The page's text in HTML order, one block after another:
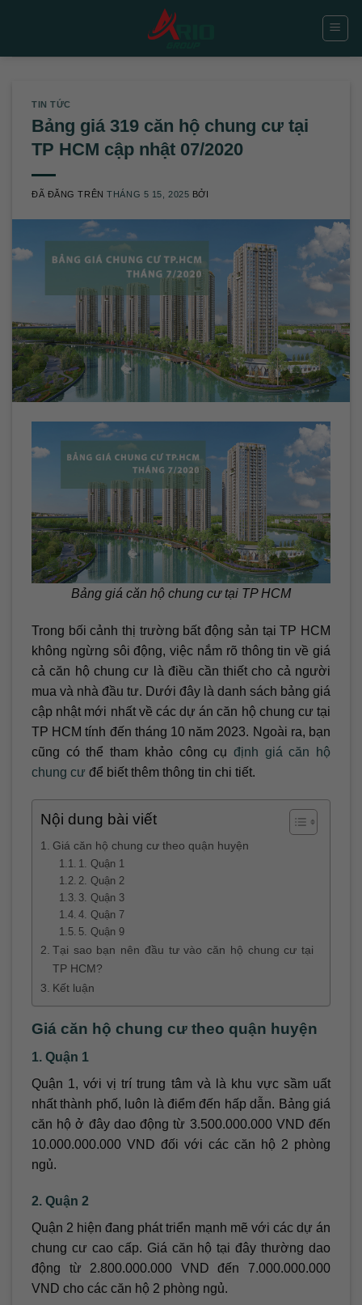
TIN TỨC
Bảng giá 319 căn hộ chung cư tại
TP HCM cập nhật 07/2020
ĐÃ ĐĂNG TRÊNTHÁNG 5 15, 2025 BỞI
Bảng giá căn hộ chung cư tại TP HCM
Trong bối cảnh thị trường bất động sản tại TP HCM
không ngừng sôi động, việc nắm rõ thông tin về giá
cả căn hộ chung cư là điều cần thiết cho cả người
mua và nhà đầu tư. Dưới đây là danh sách bảng giá
cập nhật mới nhất về các dự án căn hộ chung cư tại
TP HCM tính đến tháng 10 năm 2023. Ngoài ra, bạn
cũng có thể tham khảo công cụ định giá căn hộ
chung cư để biết thêm thông tin chi tiết.
Nội dung bài viết
Giá căn hộ chung cư theo quận huyện
1. Quận 1
2. Quận 2
3. Quận 3
4. Quận 7
5. Quận 9
Tại sao bạn nên đầu tư vào căn hộ chung cư tại
TP HCM?
Kết luận
Giá căn hộ chung cư theo quận huyện
1. Quận 1
Quận 1, với vị trí trung tâm và là khu vực sầm uất
nhất thành phố, luôn là điểm đến hấp dẫn. Bảng giá
căn hộ ở đây dao động từ 3.500.000.000 VND đến
10.000.000.000 VND đối với các căn hộ 2 phòng
ngủ.
2. Quận 2
Quận 2 hiện đang phát triển mạnh mẽ với các dự án
chung cư cao cấp. Giá căn hộ tại đây thường dao
động từ 2.800.000.000 VND đến 7.000.000.000
VND cho các căn hộ 2 phòng ngủ.